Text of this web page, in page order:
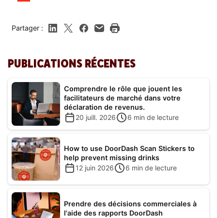
Partager :
PUBLICATIONS RÉCENTES
Comprendre le rôle que jouent les
facilitateurs de marché dans votre
déclaration de revenus.
20 juill. 2026
6 min de lecture
How to use DoorDash Scan Stickers to
help prevent missing drinks
12 juin 2026
6 min de lecture
Prendre des décisions commerciales à
l'aide des rapports DoorDash